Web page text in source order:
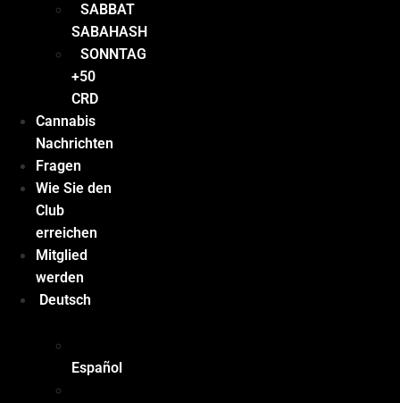
SABBAT
SABAHASH
SONNTAG
+50
CRD
Cannabis
Nachrichten
Fragen
Wie Sie den
Club
erreichen
Mitglied
werden
Deutsch
Español